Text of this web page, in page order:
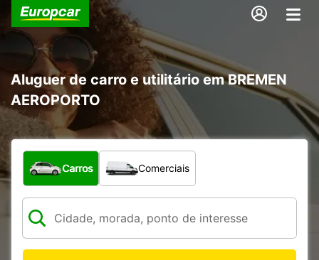
Aluguer de carro e utilitário em BREMEN
AEROPORTO
Que tipo de veículo pretende?
Carros Comerciais